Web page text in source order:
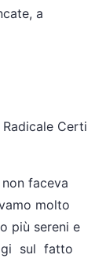
a
Certi
faceva
molto
più sereni e
sul fatto